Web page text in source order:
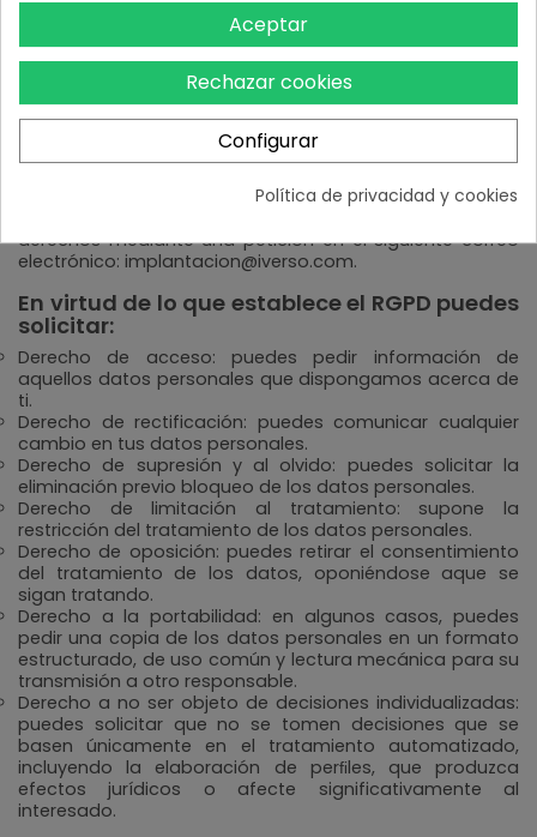
Con carácter general, los datos se almacenan dentro de
la UE. Los datos que se envíen a terceros que no
pertenezcan a la UE, nos aseguraremos que ofrezcan un
nivel de protección suﬁciente, ya sea porque cuentan
con Normas Corporativas Vinculantes (BCR) o porque se
hayan adherido al “Privacy Shield”.
¿Qué derechos te asisten y cómo puedes
derechos mediante una petición en el siguiente correo
electrónico: implantacion@iverso.com.
En virtud de lo que establece el RGPD puedes
solicitar:
Derecho de acceso: puedes pedir información de
aquellos datos personales que dispongamos acerca de
ti.
Derecho de rectificación: puedes comunicar cualquier
cambio en tus datos personales.
Derecho de supresión y al olvido: puedes solicitar la
eliminación previo bloqueo de los datos personales.
Derecho de limitación al tratamiento: supone la
restricción del tratamiento de los datos personales.
Derecho de oposición: puedes retirar el consentimiento
del tratamiento de los datos, oponiéndose aque se
sigan tratando.
Derecho a la portabilidad: en algunos casos, puedes
pedir una copia de los datos personales en un formato
estructurado, de uso común y lectura mecánica para su
transmisión a otro responsable.
Derecho a no ser objeto de decisiones individualizadas:
puedes solicitar que no se tomen decisiones que se
basen únicamente en el tratamiento automatizado,
incluyendo la elaboración de perﬁles, que produzca
efectos jurídicos o afecte significativamente al
interesado.
Aceptar
Rechazar cookies
Configurar
Política de privacidad y cookies